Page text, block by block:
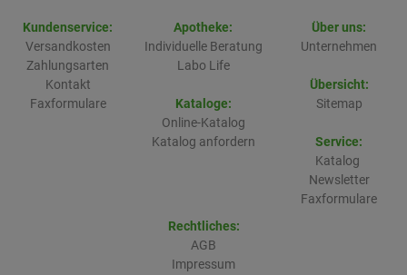
Kundenservice:
Versandkosten
Zahlungsarten
Kontakt
Faxformulare
Apotheke:
Individuelle Beratung
Labo Life
Kataloge:
Online-Katalog
Katalog anfordern
Über uns:
Unternehmen
Übersicht:
Sitemap
Service:
Katalog
Newsletter
Faxformulare
Rechtliches:
AGB
Impressum